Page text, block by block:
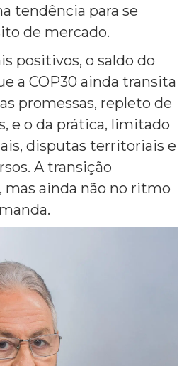
tendência para se
de mercado.
positivos, o saldo do
a COP30 ainda transita
promessas, repleto de
e o da prática, limitado
disputas territoriais e
A transição
mas ainda não no ritmo